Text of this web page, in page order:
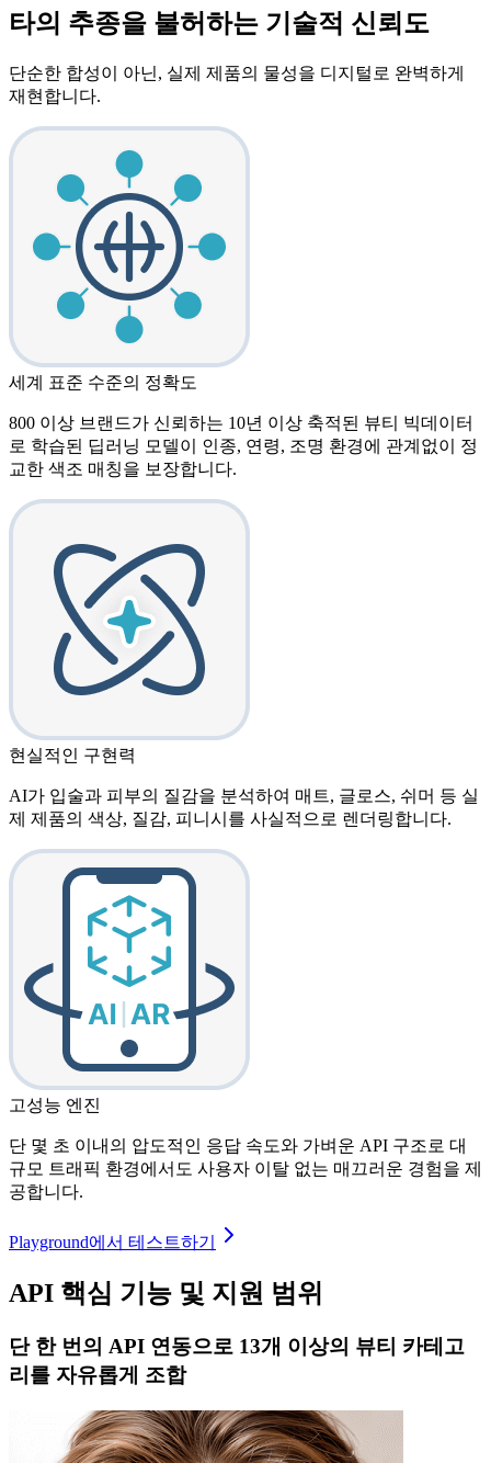
타의 추종을 불허하는 기술적 신뢰도
단순한 합성이 아닌, 실제 제품의 물성을 디지털로 완벽하게
재현합니다.
세계 표준 수준의 정확도
800 이상 브랜드가 신뢰하는 10년 이상 축적된 뷰티 빅데이터
로 학습된 딥러닝 모델이 인종, 연령, 조명 환경에 관계없이 정
교한 색조 매칭을 보장합니다.
현실적인 구현력
AI가 입술과 피부의 질감을 분석하여 매트, 글로스, 쉬머 등 실
제 제품의 색상, 질감, 피니시를 사실적으로 렌더링합니다.
고성능 엔진
단 몇 초 이내의 압도적인 응답 속도와 가벼운 API 구조로 대
규모 트래픽 환경에서도 사용자 이탈 없는 매끄러운 경험을 제
공합니다.
Playground에서 테스트하기
API 핵심 기능 및 지원 범위
단 한 번의 API 연동으로 13개 이상의 뷰티 카테고
리를 자유롭게 조합